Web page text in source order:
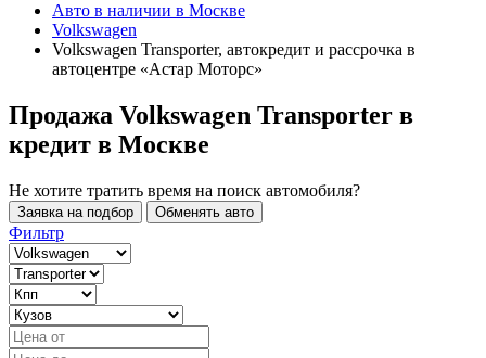
Авто в наличии в Москве
Volkswagen
Volkswagen Transporter, автокредит и рассрочка в
автоцентре «Астар Моторс»
Продажа Volkswagen Transporter в
кредит в Москве
Не хотите тратить время на поиск автомобиля?
Заявка на подбор Обменять авто
Фильтр